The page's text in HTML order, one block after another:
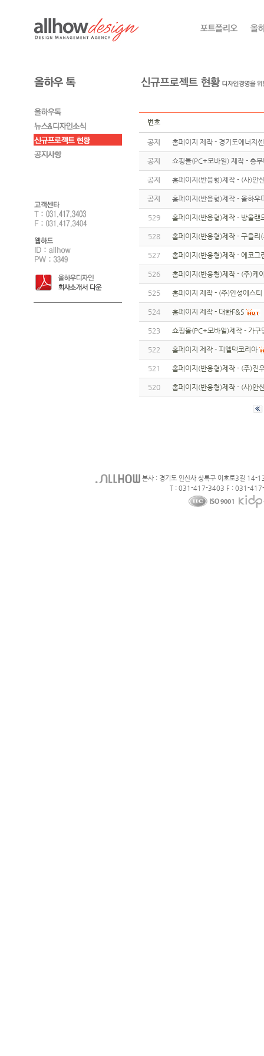
번호
공지 홈페이지 제작 - 경기도에너지
공지 쇼핑몰(PC+모바일) 제작 - 총
공지 홈페이지(반응형)제작 - (사)안
공지 홈페이지(반응형)제작 - 올하우
529 홈페이지(반응형)제작 - 방울랜
528 홈페이지(반응형)제작 - 구을리
527 홈페이지(반응형)제작 - 에코그
526 홈페이지(반응형)제작 - (주)케
525 홈페이지 제작 - (주)안성에스티
524 홈페이지 제작 - 대한F&S
523 쇼핑몰(PC+모바일)제작 - 가구
522 홈페이지 제작 - 피엘텍코리아
521 홈페이지(반응형)제작 - (주)진
520 홈페이지(반응형)제작 - (사)안
본사 : 경기도 안산사 상록구 이호로3길 14-
T : 031-417-3403 F : 031-